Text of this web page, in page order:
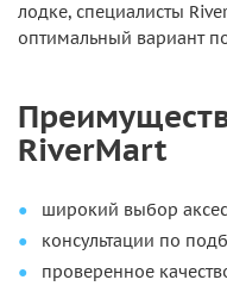
лодке, специалисты
оптимальный вариант
RiverMart
широкий выбор
консультации по
проверенное